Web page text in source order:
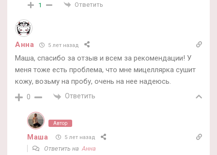
1 Ответить
Анна 5 лет назад
Маша, спасибо за отзыв и всем за рекомендации! У
меня тоже есть проблема, что мне мицеллярка сушит
кожу, возьму на пробу, очень на нее надеюсь.
0 Ответить
Автор
Маша 5 лет назад
Ответить на Анна